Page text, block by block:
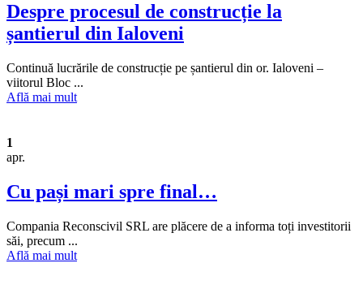
Despre procesul de construcție la
șantierul din Ialoveni
Continuă lucrările de construcție pe șantierul din or. Ialoveni –
viitorul Bloc ...
Află mai mult
1
apr.
Cu pași mari spre final…
Compania Reconscivil SRL are plăcere de a informa toți investitorii
săi, precum ...
Află mai mult